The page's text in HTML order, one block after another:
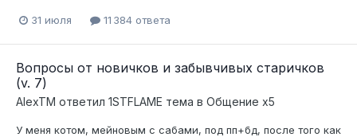
31 июля 11 384 ответа
Вопросы от новичков и забывчивых старичков
(v. 7)
AlexTM ответил 1STFLAME тема в Общение x5
У меня котом, мейновым с сабами, под пп+бд, после того как